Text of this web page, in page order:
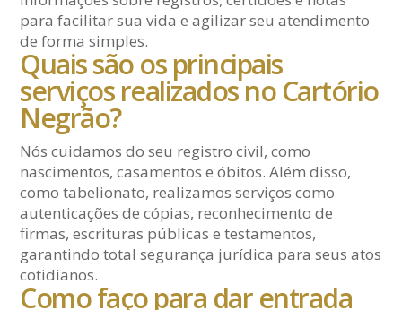
para facilitar sua vida e agilizar seu atendimento
de forma simples.
Quais são os principais
serviços realizados no Cartório
Negrão?
Nós cuidamos do seu registro civil, como
nascimentos, casamentos e óbitos. Além disso,
como tabelionato, realizamos serviços como
autenticações de cópias, reconhecimento de
firmas, escrituras públicas e testamentos,
garantindo total segurança jurídica para seus atos
cotidianos.
Como faço para dar entrada